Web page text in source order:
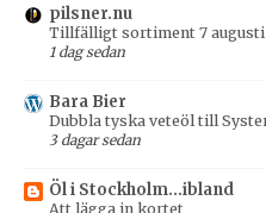
pilsner.nu
Tillfälligt sortiment 7 augusti
1 dag sedan
Bara Bier
Dubbla tyska veteöl till
3 dagar sedan
Öl i Stockholm...ibland
Att lägga in kortet